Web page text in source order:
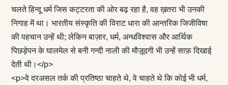
चलते हिन्दू धर्म जिस कट्टरता की ओर बढ़ रहा है, वह ख़तरा भी उनकी
निगाह में था। भारतीय संस्कृति की विराट धारा की आन्तरिक जिजीविषा
की पहचान उन्हें थी; लेकिन बाज़ार, धर्म, अन्धविश्वास और आर्थिक
पिछड़ेपन के घालमेल से बनी गन्दी नाली की मौज़ूदगी भी उन्हें साफ़ दिखाई
देती थी।</p>
<p>वे दरअसल तर्क की प्रतिष्ठा चाहते थे, वे चाहते थे कि कोई भी धर्म,